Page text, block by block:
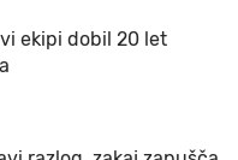
ekipi dobil 20 let